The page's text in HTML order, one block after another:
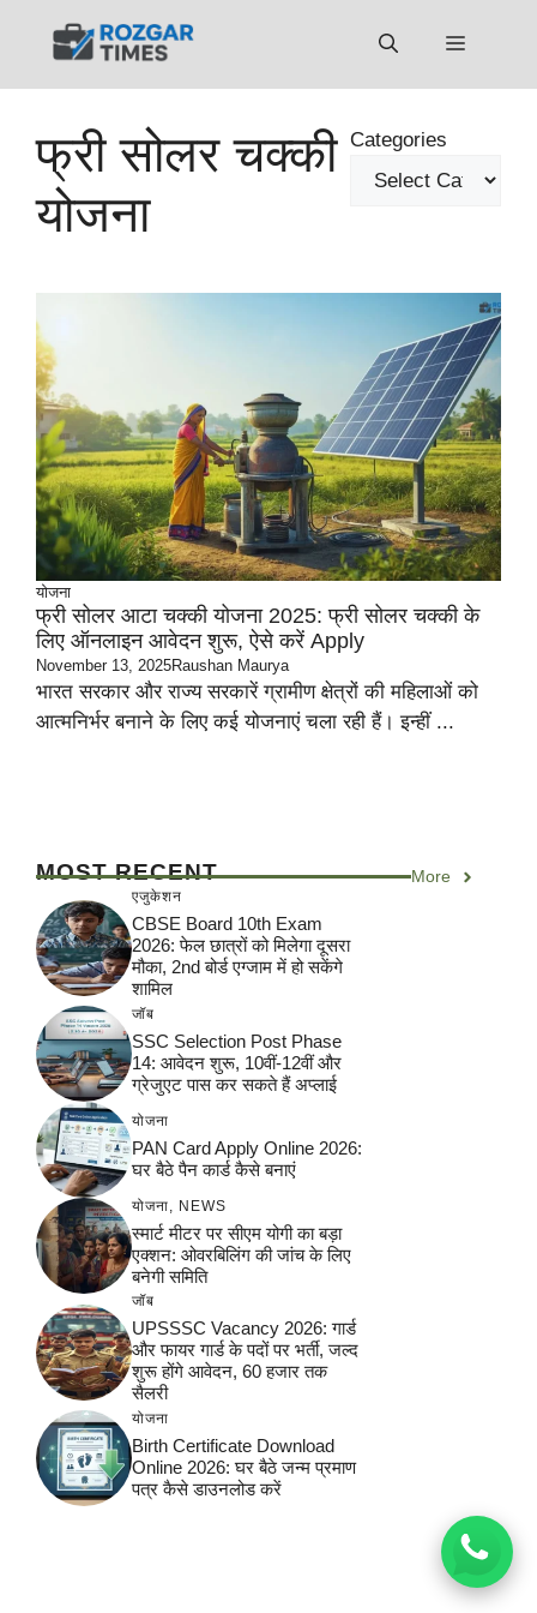
Menu
फ्री सोलर चक्की
योजना
Categories
योजना
फ्री सोलर आटा चक्की योजना 2025: फ्री सोलर चक्की के
लिए ऑनलाइन आवेदन शुरू, ऐसे करें Apply
November 13, 2025Raushan Maurya
भारत सरकार और राज्य सरकारें ग्रामीण क्षेत्रों की महिलाओं को
आत्मनिर्भर बनाने के लिए कई योजनाएं चला रही हैं। इन्हीं ...
MOST RECENT More
एजुकेशन
CBSE Board 10th Exam
2026: फेल छात्रों को मिलेगा दूसरा
मौका, 2nd बोर्ड एग्जाम में हो सकेंगे
शामिल
जॉब
SSC Selection Post Phase
14: आवेदन शुरू, 10वीं-12वीं और
ग्रेजुएट पास कर सकते हैं अप्लाई
योजना
PAN Card Apply Online 2026:
घर बैठे पैन कार्ड कैसे बनाएं
योजना NEWS
स्मार्ट मीटर पर सीएम योगी का बड़ा
एक्शन: ओवरबिलिंग की जांच के लिए
बनेगी समिति
जॉब
UPSSSC Vacancy 2026: गार्ड
और फायर गार्ड के पदों पर भर्ती, जल्द
शुरू होंगे आवेदन, 60 हजार तक
सैलरी
योजना
Birth Certificate Download
Online 2026: घर बैठे जन्म प्रमाण
पत्र कैसे डाउनलोड करें